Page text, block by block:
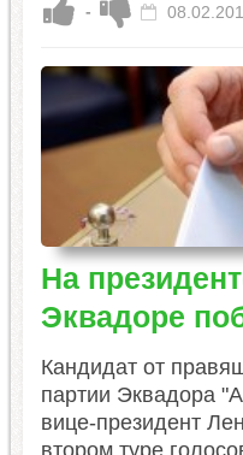
-
На
Эквадоре
Кандидат от
партии Эквадора
вице-президент
втором туре